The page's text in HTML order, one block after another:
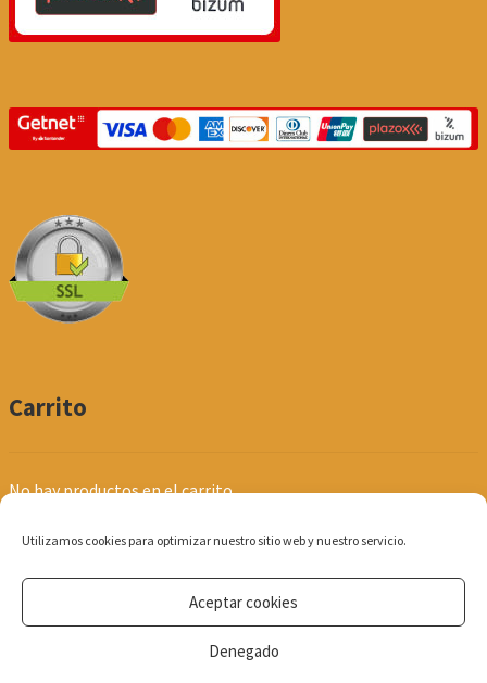
Utilizamos cookies para optimizar nuestro sitio web y nuestro servicio.
Aceptar cookies
Denegado
Carrito
No hay productos en el carrito.
© Produpel | Productos de Peluquería y Estética 2026